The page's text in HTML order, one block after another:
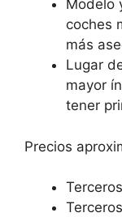
Modelo
coches
más
Lugar
mayor
tener
Precios